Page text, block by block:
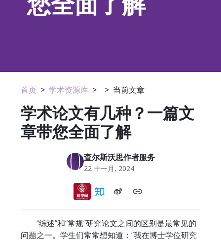
首页 > 学术资源库 > > 当前文章
学术论文有几种？一篇文
章带您全面了解
查尔斯沃思作者服务
22 十一月, 2024
“综述”和“常规”研究论文之间的区别是最常见的
问题之一。学生们常常想知道：“我在博士学位研究